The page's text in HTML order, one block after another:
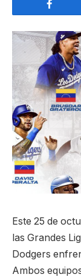
Este 25 de
las Grandes
Dodgers
Ambos